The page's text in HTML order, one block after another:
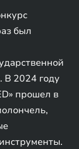
был
В 2024 году
прошел в